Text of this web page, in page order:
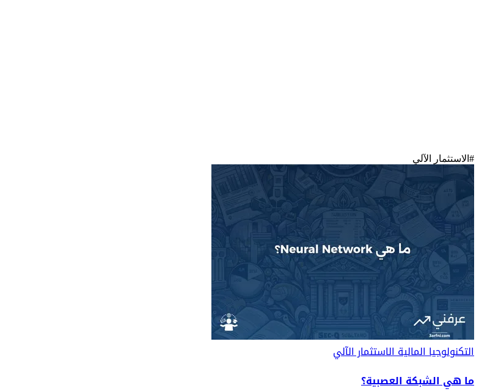
# الاستثمار الآلي
التكنولوجيا الماليةالاستثمار الآلي
ما هي الشبكة العصبية؟